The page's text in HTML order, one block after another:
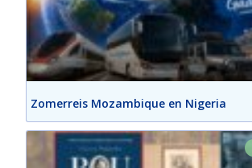
Zomerreis Mozambique en Nigeria